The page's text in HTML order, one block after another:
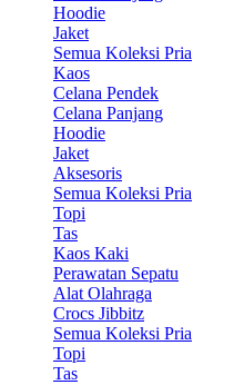
Hoodie
Jaket
Semua Koleksi Pria
Kaos
Celana Pendek
Celana Panjang
Hoodie
Jaket
Aksesoris
Semua Koleksi Pria
Topi
Tas
Kaos Kaki
Perawatan Sepatu
Alat Olahraga
Crocs Jibbitz
Semua Koleksi Pria
Topi
Tas